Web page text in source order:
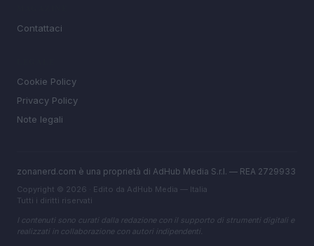
Contattaci
Cookie Policy
Privacy Policy
Note legali
zonanerd.com è una proprietà di AdHub Media S.r.l. — REA 2729933
Copyright © 2026 · Edito da AdHub Media — Italia
Tutti i diritti riservati
I contenuti sono curati dalla redazione con il supporto di strumenti digitali e
realizzati in collaborazione con autori indipendenti.